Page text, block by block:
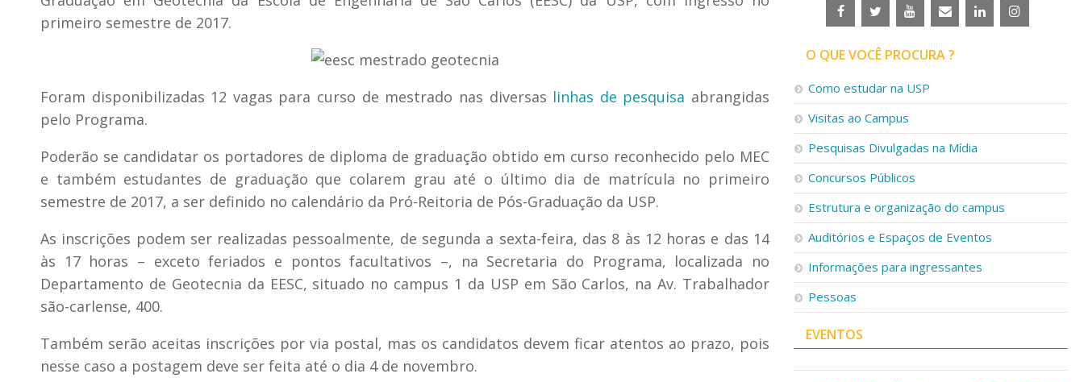
primeiro semestre de 2017.
Foram disponibilizadas 12 vagas para curso de mestrado nas diversas linhas de pesquisa abrangidas
pelo Programa.
Poderão se candidatar os portadores de diploma de graduação obtido em curso reconhecido pelo MEC
e também estudantes de graduação que colarem grau até o último dia de matrícula no primeiro
semestre de 2017, a ser definido no calendário da Pró-Reitoria de Pós-Graduação da USP.
As inscrições podem ser realizadas pessoalmente, de segunda a sexta-feira, das 8 às 12 horas e das 14
às 17 horas – exceto feriados e pontos facultativos –, na Secretaria do Programa, localizada no
Departamento de Geotecnia da EESC, situado no campus 1 da USP em São Carlos, na Av. Trabalhador
são-carlense, 400.
Também serão aceitas inscrições por via postal, mas os candidatos devem ficar atentos ao prazo, pois
nesse caso a postagem deve ser feita até o dia 4 de novembro.
O QUE VOCÊ PROCURA ?
Como estudar na USP
Visitas ao Campus
Pesquisas Divulgadas na Mídia
Concursos Públicos
Estrutura e organização do campus
Auditórios e Espaços de Eventos
Informações para ingressantes
Pessoas
EVENTOS